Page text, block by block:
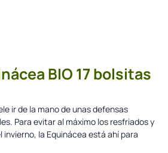
BIO 17 bolsitas
ir de la mano de unas defensas
Para evitar al máximo los resfriados y
la Equinácea está ahí para